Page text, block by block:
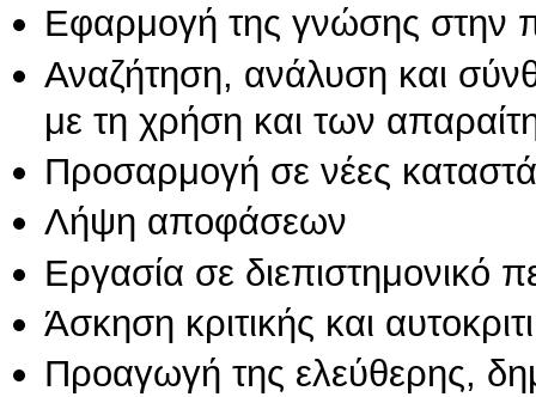
Εφαρμογή της γνώσης στην
Αναζήτηση, ανάλυση και
με τη χρήση και των
Προσαρμογή σε νέες
Λήψη αποφάσεων
Εργασία σε διεπιστημονικό
Άσκηση κριτικής και
Προαγωγή της ελεύθερης,